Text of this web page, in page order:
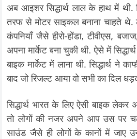
अब आइशर सिद्धार्थ लाल के हाथ में थी.
तरफ से मोटर साइकल बनाना चाहते
कंपनियाँ जैसे हीरो-होंडा, टीवीएस,
अपना मार्केट बना चुकी थी. ऐसे में
बाइक मार्केट में लाना थी. सिद्धार्थ ने
बाद जो रिजल्ट आया वो सभी का दिल
सिद्धार्थ भारत के लिए ऐसी बाइक
तो लोगों की नजर अपने आप उस पर
साउंड जैसे ही लोगों के कानों में जाए